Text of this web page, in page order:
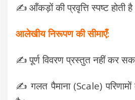
✍️आँकड़ों की प्रवृत्ति स्पष्ट होती
आलेखीय निरूपण की सीमाएँ:
✍️पूर्ण विवरण प्रस्तुत नहीं कर
✍️गलत पैमाना (Scale)